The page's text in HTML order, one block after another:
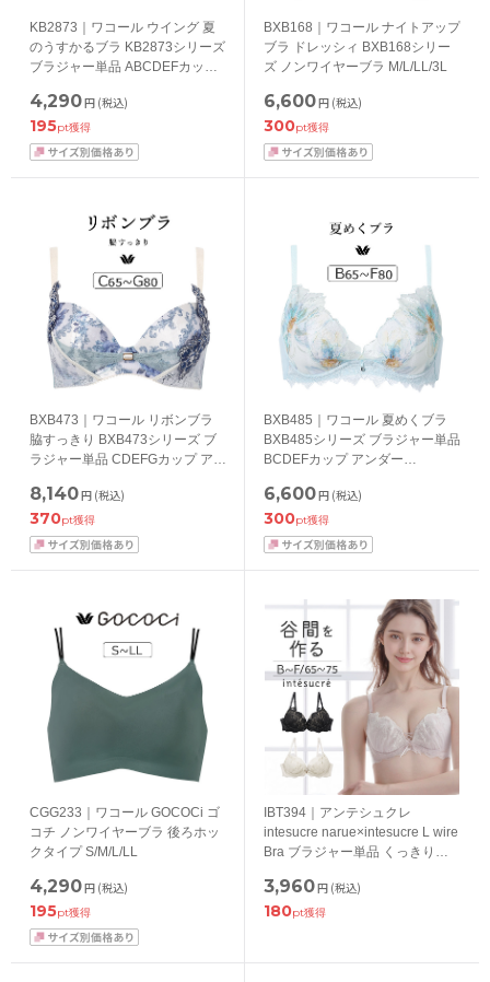
KB2873｜ワコール ウイング 夏
のうすかるブラ KB2873シリーズ
ブラジャー単品 ABCDEFカップ
4,290円 (税込)
195pt獲得
BXB168｜ワコール ナイトアップ
ブラ ドレッシィ BXB168シリー
ズ ノンワイヤーブラ M/L/LL/3L
6,600円 (税込)
300pt獲得
BXB473｜ワコール リボンブラ
脇すっきり BXB473シリーズ ブ
ラジャー単品 CDEFGカップ アン
8,140円 (税込)
370pt獲得
BXB485｜ワコール 夏めくブラ
BXB485シリーズ ブラジャー単品
BCDEFカップ アンダー
6,600円 (税込)
300pt獲得
CGG233｜ワコール GOCOCi ゴ
コチ ノンワイヤーブラ 後ろホッ
クタイプ S/M/L/LL
4,290円 (税込)
195pt獲得
IBT394｜アンテシュクレ
intesucre narue×intesucre L wire
Bra ブラジャー単品 くっきり谷
65/70/75cm
3,960円 (税込)
180pt獲得